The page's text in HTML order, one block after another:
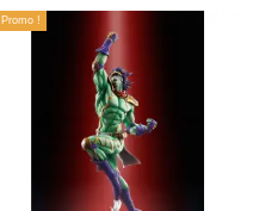
Promo !